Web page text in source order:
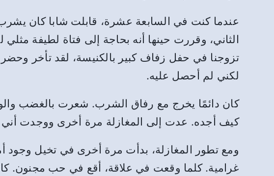
عندما كنت في السابعة عشرة، قابلت شابا كان
الثاني، وقررت حينها أنه بحاجة إلى فتاة لطيفة
تزوجنا في حفل زفاف كبير بالكنيسة، لقد تأخر
لكني لم أحصل عليه.
كان دائمًا يخرج مع رفاق الشرب. شعرت بالغضب
كيف أجده. عدت إلى المغازلة مرة أخرى ووجدت
ومع تطور المغازلة، بدأت مرة أخرى في تخيل وجود
غرامية. كلما وقعت في علاقة، أقع في حب مجنون.